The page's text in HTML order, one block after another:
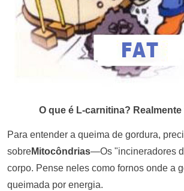
O que é L-carnitina?
Para entender a queima de gordura,
sobreMitocôndrias—Os "incineradores
corpo. Pense neles como fornos onde a
queimada por energia.